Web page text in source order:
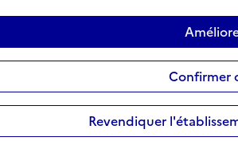
Confirmer
Revendiquer